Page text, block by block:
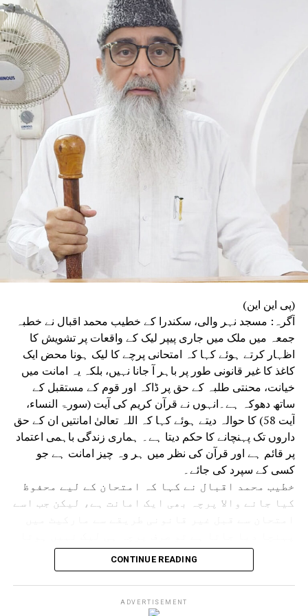
دینے کا رجحان جمہوریت، سماجی ہم آہنگی اور
قومی مفاد کے لیے خطرناک بنتا جا رہا ہے۔
مسٹر رائے نے کہا کہ آج سیاست میں نظریاتی
وابستگی کی جگہ معاشی طاقت اور خاندانی سیاست
کا اثر بڑھتا جا رہا ہے، جس سے جمہوری اقدار کو
مسلسل نقصان پہنچ رہا ہے۔ انہوں نے اپنے استعفے
میں کہا کہ آئین، جمہوریت اور آئینی اداروں پر
ہونے والے حملوں سے جمہوریت خطرے میں ہے۔ ’’فرد
سے بڑی پارٹی اور پارٹی سے بڑا ملک‘‘ کے جذبے کا
ذکر کرتے ہوئے انہوں نے کہا کہ انہی نظریاتی اور
اخلاقی وجوہات کی بنا پر وہ ریاستی صدر کے عہدے
اور پارٹی کی بنیادی رکنیت سے اپنا استعفیٰ دے
رہے ہیں۔
(پی این این)
آگرہ: مسجد نہر والی، سکندرا کے خطیب محمد اقبال نے خطبہ
جمعہ میں ملک میں جاری پیپر لیک کے واقعات پر تشویش کا
اظہار کرتے ہوئے کہا کہ امتحانی پرچے کا لیک ہونا محض ایک
کاغذ کا غیر قانونی طور پر باہر آ جانا نہیں، بلکہ یہ امانت میں
خیانت، محنتی طلبہ کے حق پر ڈاکہ اور قوم کے مستقبل کے
ساتھ دھوکہ ہے۔انہوں نے قرآن کریم کی آیت (سورۃ النساء،
آیت 58) کا حوالہ دیتے ہوئے کہا کہ اللہ تعالیٰ امانتیں ان کے حق
داروں تک پہنچانے کا حکم دیتا ہے۔ ہماری زندگی باہمی اعتماد
پر قائم ہے اور قرآن کی نظر میں ہر وہ چیز امانت ہے جو
کسی کے سپرد کی جائے۔
خطیب محمد اقبال نے کہا کہ امتحان کے لیے محفوظ
کیا جانے والا پرچہ بھی ایک امانت ہے، لیکن جب اسے
بلکہ اعتماد اور امانت بھی لیک ہو جاتی ہے۔
انہوں نے کہا کہ کوئی بھی امتحان صرف طلبہ کا
امتحان نہیں ہوتا بلکہ یہ پورے معاشرے، تعلیمی
نظام، اداروں اور حکومت کی ذمہ داری کا بھی
CONTINUE READING
ADVERTISEMENT